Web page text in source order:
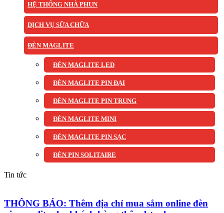
HỆ THỐNG NHÀ PHUN
DỊCH VỤ SỮA CHỮA
ĐÈN MAGLITE
ĐÈN MAGLITE LED
ĐÈN MAGLITE PIN ĐẠI
ĐÈN MAGLITE PIN TRUNG
ĐÈN MAGLITE MINI
ĐÈN MAGLITE PIN SẠC
ĐÈN PIN SOLITAIRE
Tin tức
THÔNG BÁO: Thêm địa chỉ mua sắm online đèn